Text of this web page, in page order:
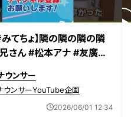
みてちょ】隣の隣の隣の隣
さん #松本アナ #友廣ア
ウンサー
ウンサーYouTube企画
2026/06/01 12:34